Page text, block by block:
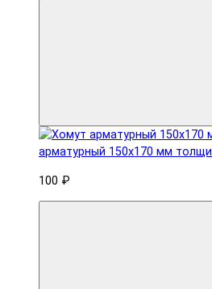
арматурный 150x170 мм
100 ₽